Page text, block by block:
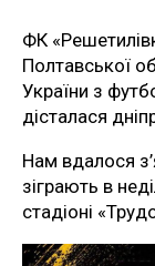
ФК
Полтавської
України з
дісталася
Нам вдалося
зіграють в
стадіоні